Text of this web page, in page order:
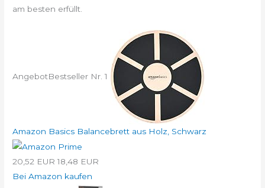
am besten erfüllt.
AngebotBestseller Nr. 1
Amazon Basics Balancebrett aus Holz, Schwarz
20,52 EUR 18,48 EUR
Bei Amazon kaufen